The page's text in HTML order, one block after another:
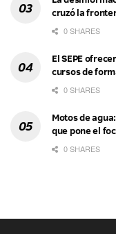
cruzó la
0 SHARES
El SEPE
cursos de
0 SHARES
Motos de
que pone el
0 SHARES